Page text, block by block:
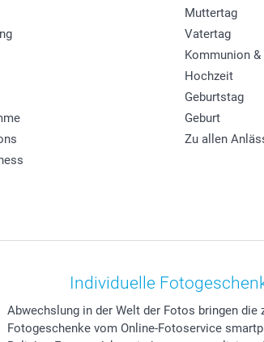
Muttertag
Vatertag
Kommunion
Hochzeit
Geburtstag
Geburt
Zu allen
Individuelle
Abwechslung in der Welt der Fotos bringen die
Fotogeschenke vom Online-Fotoservice